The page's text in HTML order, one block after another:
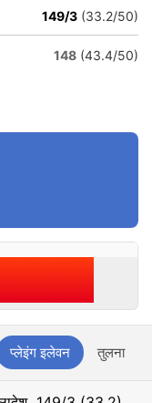
149/3 (33.2/50)
148 (43.4/50)
प्लेइंग इलेवन तुलना